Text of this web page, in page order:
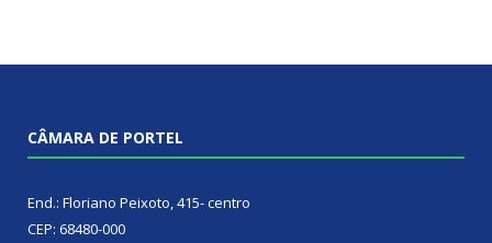
CÂMARA DE PORTEL
End.: Floriano Peixoto, 415- centro
CEP: 68480-000